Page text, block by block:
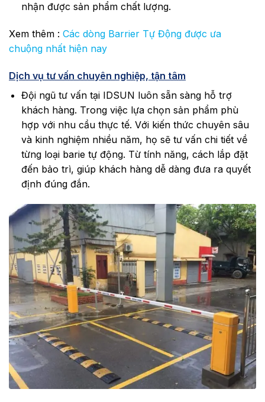
nhận được sản phẩm chất lượng.
Xem thêm : Các dòng Barrier Tự Động được ưa
chuộng nhất hiện nay
Dịch vụ tư vấn chuyên nghiệp, tận tâm
Đội ngũ tư vấn tại IDSUN luôn sẵn sàng hỗ trợ
khách hàng. Trong việc lựa chọn sản phẩm phù
hợp với nhu cầu thực tế. Với kiến thức chuyên sâu
và kinh nghiệm nhiều năm, họ sẽ tư vấn chi tiết về
từng loại barie tự động. Từ tính năng, cách lắp đặt
đến bảo trì, giúp khách hàng dễ dàng đưa ra quyết
định đúng đắn.